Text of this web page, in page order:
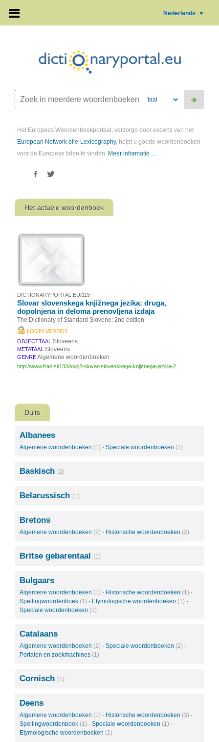
Nederlands ▼
Het Europees Woordenboekportaal, verzorgd door experts van het
European Network of e-Lexicography, helpt u goede woordenboeken
voor de Europese talen te vinden. Meer informatie …
Het actuele woordenboek
DICTIONARYPORTAL.EU/115
Slovar slovenskega knjižnega jezika: druga,
dopolnjena in deloma prenovljena izdaja
The Dictionary of Standard Slovene: 2nd edition
LOGIN VEREIST
OBJECTTAAL Sloveens
METATAAL Sloveens
GENREAlgemene woordenboeken
http://www.fran.si/133/sskj2-slovar-slovenskega-knjiznega-jezika-2
Duits
Albanees
Algemene woordenboeken (1) · Speciale woordenboeken (1)
Baskisch (2)
Belarussisch (1)
Bretons
Algemene woordenboeken (2) · Historische woordenboeken (2)
Britse gebarentaal (1)
Bulgaars
Algemene woordenboeken (1) · Historische woordenboeken (1) ·
Spellingwoordenboek (1) · Etymologische woordenboeken (1) ·
Speciale woordenboeken (1)
Catalaans
Algemene woordenboeken (2) · Speciale woordenboeken (2) ·
Portalen en zoekmachines (1)
Cornisch (1)
Deens
Algemene woordenboeken (1) · Historische woordenboeken (3) ·
Spellingwoordenboek (1) · Speciale woordenboeken (1) ·
Etymologische woordenboeken (1)